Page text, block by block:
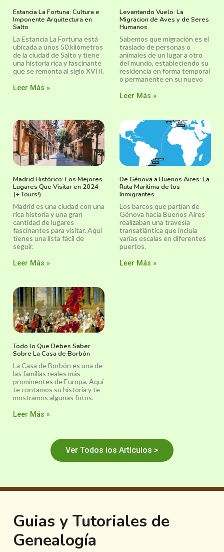
Estancia La Fortuna: Cultura e
Imponente Arquitectura en
Salto
La Estancia La Fortuna está
ubicada a unos 50 kilómetros
de la ciudad de Salto y tiene
una historia rica y fascinante
que se remonta al siglo XVIII.
Leer Más »
Levantando Vuelo: La
Migracion de Aves y de Seres
Humanos
Sabemos que migración es el
traslado de personas o
animales de un lugar a otro
del mundo, estableciendo su
residencia en forma temporal
o permanente en su nuevo
Leer Más »
Madrid Histórico: Los Mejores
Lugares Que Visitar en 2024
(+ Tours!)
Madrid es una ciudad con una
rica historia y una gran
cantidad de lugares
fascinantes para visitar. Aquí
tienes una lista fácil de
seguir.
Leer Más »
De Génova a Buenos Aires: La
Ruta Marítima de los
Inmigrantes
Los barcos que partían de
Génova hacia Buenos Aires
realizaban una travesía
transatlántica que incluía
varias escalas en diferentes
puertos.
Leer Más »
Todo lo Que Debes Saber
Sobre La Casa de Borbón
La Casa de Borbón es una de
las familias reales más
prominentes de Europa. Aquí
te contamos su historia y te
mostramos algunas fotos.
Leer Más »
Ver Todos los Artículos >
Guias y Tutoriales de
Genealogía